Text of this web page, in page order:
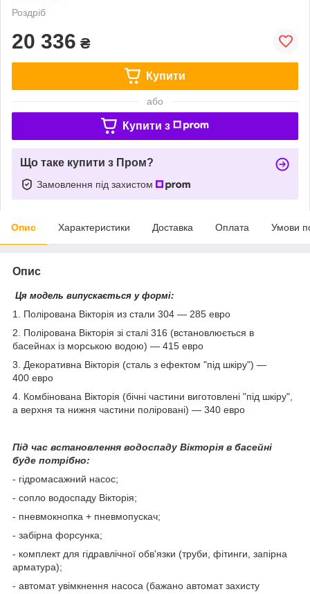
Роздріб
20 336 ₴
Купити
або
Купити з
Що таке купити з Пром?
Замовлення під захистом
Опис Характеристики Доставка Оплата Умови
Опис
Ця модель випускається у формі:
1. Полірована Вікторія из стали 304 ― 285 евро
2. Полірована Вікторія зі сталі 316 (встановлюється в
басейнах із морською водою) — 415 евро
3. Декоративна Вікторія (сталь з ефектом "під шкіру") —
400 евро
4. Комбінована Вікторія (бічні частини виготовлені "під шкіру",
а верхня та нижня частини поліровані) — 340 евро
Під час встановлення водоспаду Вікторія в басейні
буде потрібно:
- гідромасажний насос;
- сопло водоспаду Вікторія;
- пневмокнопка + пневмопускач;
- забірна форсунка;
- комплект для гідравлічної обв'язки (труби, фітинги, запірна
арматура);
- автомат увімкнення насоса (бажано автомат захисту